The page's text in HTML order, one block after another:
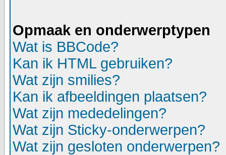
Opmaak en onderwerptypen
Wat is BBCode?
Kan ik HTML gebruiken?
Wat zijn smilies?
Kan ik afbeeldingen plaatsen?
Wat zijn mededelingen?
Wat zijn Sticky-onderwerpen?
Wat zijn gesloten onderwerpen?